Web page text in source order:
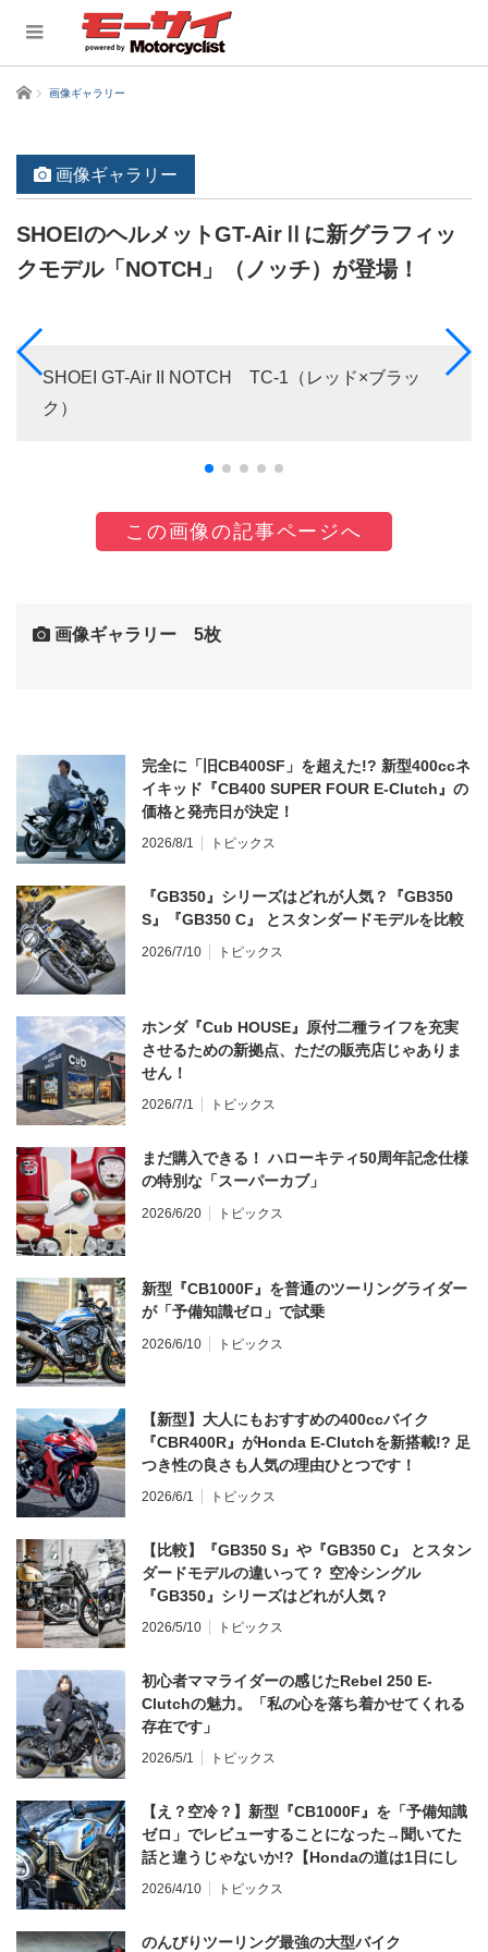
ホーム 画像ギャラリー
画像ギャラリー
SHOEIのヘルメットGT-AirⅡに新グラフィッ
クモデル「NOTCH」（ノッチ）が登場！
SHOEI GT-Air II NOTCH TC-1（レッド×ブラッ
ク）
この画像の記事ページへ
画像ギャラリー 5枚
完全に「旧CB400SF」を超えた!? 新型400ccネ
イキッド『CB400 SUPER FOUR E-Clutch』の
価格と発売日が決定！
2026/8/1 トピックス
『GB350』シリーズはどれが人気？『GB350
S』『GB350 C』 とスタンダードモデルを比較
2026/7/10 トピックス
ホンダ『Cub HOUSE』原付二種ライフを充実
させるための新拠点、ただの販売店じゃありま
せん！
2026/7/1 トピックス
まだ購入できる！ ハローキティ50周年記念仕様
の特別な「スーパーカブ」
2026/6/20 トピックス
新型『CB1000F』を普通のツーリングライダー
が「予備知識ゼロ」で試乗
2026/6/10 トピックス
【新型】大人にもおすすめの400ccバイク
『CBR400R』がHonda E-Clutchを新搭載!? 足
つき性の良さも人気の理由ひとつです！
2026/6/1 トピックス
【比較】『GB350 S』や『GB350 C』 とスタン
ダードモデルの違いって？ 空冷シングル
『GB350』シリーズはどれが人気？
2026/5/10 トピックス
初心者ママライダーの感じたRebel 250 E-
Clutchの魅力。「私の心を落ち着かせてくれる
存在です」
2026/5/1 トピックス
【え？空冷？】新型『CB1000F』を「予備知識
ゼロ」でレビューすることになった→聞いてた
話と違うじゃないか!?【Hondaの道は1日にし
てならず／CB1000F ①第一印象 編】
2026/4/10 トピックス
のんびりツーリング最強の大型バイク